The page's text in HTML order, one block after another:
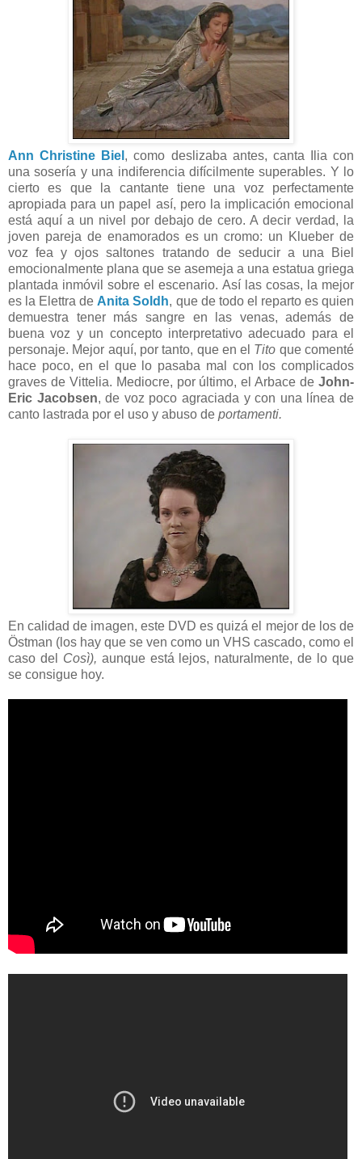
Ann Christine Biel , como deslizaba antes, canta Ilia con
una sosería y una indiferencia difícilmente superables. Y lo
cierto es que la cantante tiene una voz perfectamente
apropiada para un papel así, pero la implicación emocional
está aquí a un nivel por debajo de cero. A decir verdad, la
joven pareja de enamorados es un cromo: un Klueber de
voz fea y ojos saltones tratando de seducir a una Biel
emocionalmente plana que se asemeja a una estatua griega
plantada inmóvil sobre el escenario. Así las cosas, la mejor
es la Elettra de Anita Soldh, que de todo el reparto es quien
demuestra tener más sangre en las venas, además de
buena voz y un concepto interpretativo adecuado para el
personaje. Mejor aquí, por tanto, que en el Tito que comenté
hace poco, en el que lo pasaba mal con los complicados
graves de Vittelia. Mediocre, por último, el Arbace de John-
Eric Jacobsen, de voz poco agraciada y con una línea de
canto lastrada por el uso y abuso de portamenti.
En calidad de imagen, este DVD es quizá el mejor de los de
Östman (los hay que se ven como un VHS cascado, como el
caso del Così), aunque está lejos, naturalmente, de lo que
se consigue hoy.